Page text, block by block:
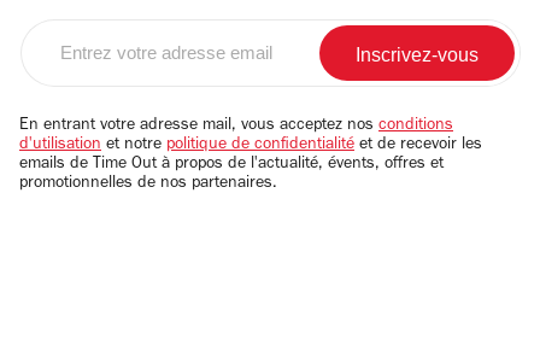
email
En entrant votre adresse mail, vous acceptez nos conditions
d'utilisation et notre politique de confidentialité et de recevoir les
emails de Time Out à propos de l'actualité, évents, offres et
promotionnelles de nos partenaires.